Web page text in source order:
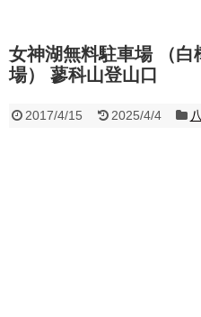
女神湖無料駐車場 （
場） 蓼科山登山口
2017/4/15 2025/4/4